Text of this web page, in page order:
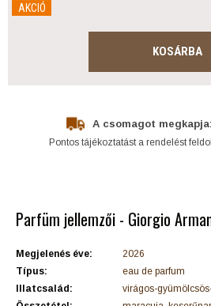
AKCIÓ
KOSÁRBA
A csomagot megkapja:
Pontos tájékoztatást a rendelést
Parfüm jellemzői - Giorgio
Megjelenés éve:
2026
Típus:
eau de parfum
Illatcsalád:
virágos-